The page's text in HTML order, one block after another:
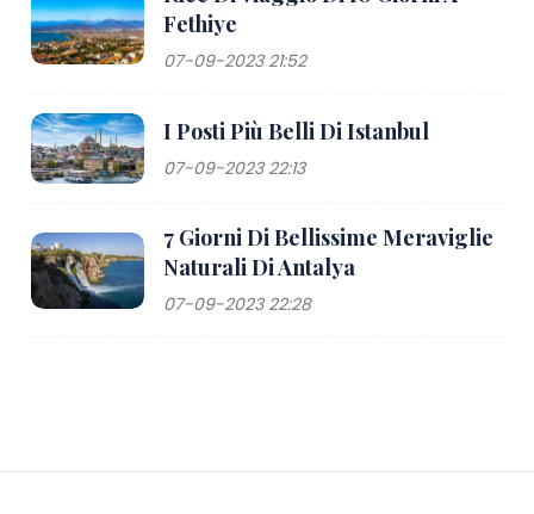
Fethiye
07-09-2023 21:52
I Posti Più Belli Di Istanbul
07-09-2023 22:13
7 Giorni Di Bellissime Meraviglie
Naturali Di Antalya
07-09-2023 22:28